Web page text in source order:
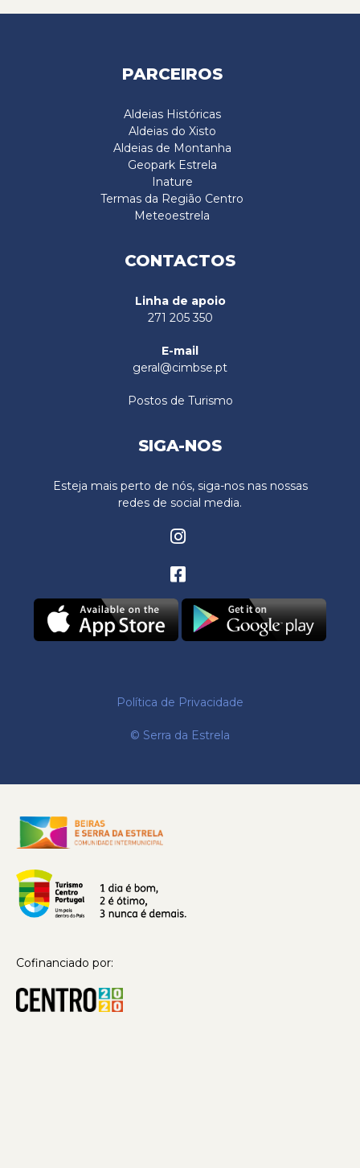
PARCEIROS
Aldeias Históricas
Aldeias do Xisto
Aldeias de Montanha
Geopark Estrela
Inature
Termas da Região Centro
Meteoestrela
CONTACTOS
Linha de apoio
271 205 350
E-mail
geral@cimbse.pt
Postos de Turismo
SIGA-NOS
Esteja mais perto de nós, siga-nos nas nossas
redes de social media.
© Serra da Estrela
Política de Privacidade
Cofinanciado por: